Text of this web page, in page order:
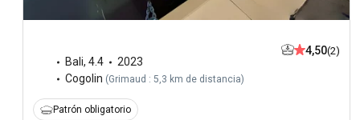
Bali, 4.4
2023
Cogolin (Grimaud : 5,3 km de distancia)
4,50(2)
Patrón obligatorio